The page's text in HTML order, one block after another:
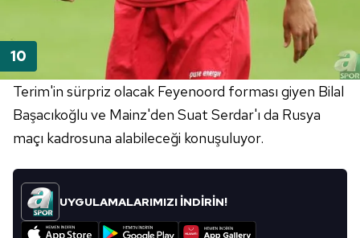
Terim'in sürpriz olacak Feyenoord forması giyen Bilal
Başacıkoğlu ve Mainz'den Suat Serdar'ı da Rusya
maçı kadrosuna alabileceği konuşuluyor.
UYGULAMALARIMIZI İNDİRİN!